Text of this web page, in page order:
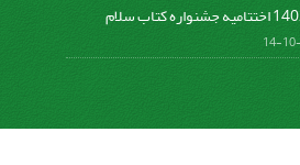
پنج شنبه 14 دی ماه 1402 اختتامیه جشنواره کتاب سلام